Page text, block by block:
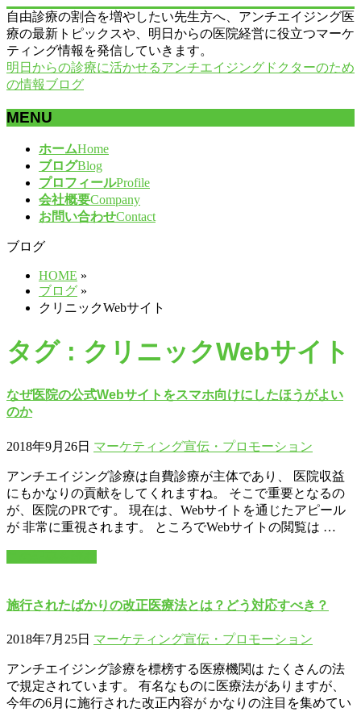
自由診療の割合を増やしたい先生方へ、アンチエイジング医
療の最新トピックスや、明日からの医院経営に役立つマーケ
ティング情報を発信していきます。
明日からの診療に活かせるアンチエイジングドクターのため
の情報ブログ
MENU
ば
ホームHome
ブログBlog
プロフィールProfile
会社概要Company
お問い合わせContact
ブログ
HOME »
ブログ »
クリニックWebサイト
タグ : クリニックWebサイト
なぜ医院の公式Webサイトをスマホ向けにしたほうがよい
のか
2018年9月26日 マーケティング宣伝・プロモーション
アンチエイジング診療は自費診療が主体であり、 医院収益
にもかなりの貢献をしてくれますね。 そこで重要となるの
が、医院のPRです。 現在は、Webサイトを通じたアピール
が 非常に重視されます。 ところでWebサイトの閲覧は …
施行されたばかりの改正医療法とは？どう対応すべき？
2018年7月25日 マーケティング宣伝・プロモーション
アンチエイジング診療を標榜する医療機関は たくさんの法
で規定されています。 有名なものに医療法がありますが、
今年の6月に施行された改正内容が かなりの注目を集めてい